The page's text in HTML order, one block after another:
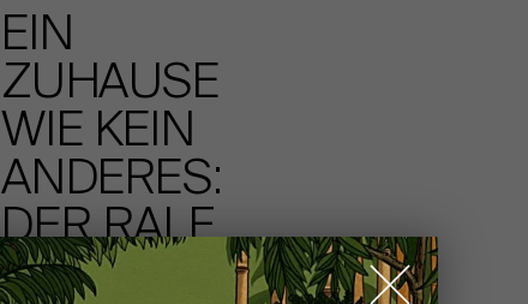
EIN
ZUHAUSE
WIE KEIN
ANDERES:
DER RALF
SCHMITZ